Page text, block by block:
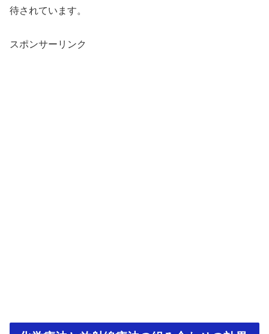
待されています。
スポンサーリンク